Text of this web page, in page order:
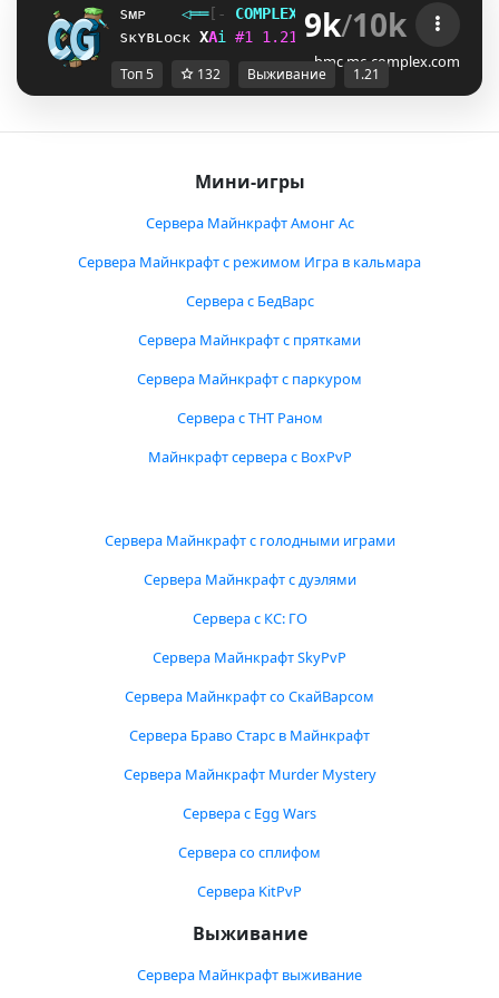
sᴍᴘ ◁══[‐ COMPL EX G A ING ‐]
sᴋʏʙʟᴏᴄᴋ MRi #1 1 . 21 ᴠᴀ ɴɪʟ ᴀ ɴᴇᴛᴡ ᴋ
9k/10k
bmc.mc-complex.com
Топ 5 132 Выживание 1.21
Мини-игры
Сервера Майнкрафт Амонг Ас
Сервера Майнкрафт с режимом Игра в кальмара
Сервера с БедВарс
Сервера Майнкрафт с прятками
Сервера Майнкрафт с паркуром
Сервера с ТНТ Раном
Майнкрафт сервера с BoxPvP
Сервера Майнкрафт с голодными играми
Сервера Майнкрафт с дуэлями
Сервера с КС: ГО
Сервера Майнкрафт SkyPvP
Сервера Майнкрафт со СкайВарсом
Сервера Браво Старс в Майнкрафт
Сервера Майнкрафт Murder Mystery
Сервера с Egg Wars
Сервера со сплифом
Сервера KitPvP
Выживание
Сервера Майнкрафт выживание